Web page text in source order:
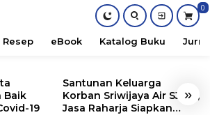
0
Resep eBook Katalog Buku
»
Baik
19
Santunan Keluarga
Korban Sriwijaya Air SJ182,
Jasa Raharja Siapkan